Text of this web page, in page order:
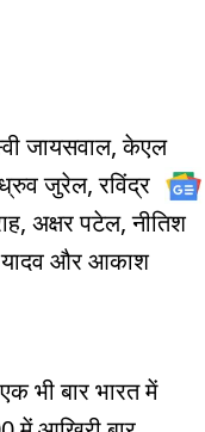
जायसवाल, केएल
जुरेल, रविंद्र
अक्षर पटेल, नीतिश
यादव और आकाश
भी बार भारत में